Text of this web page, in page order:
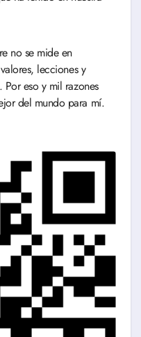
no se mide en
lecciones y
Por eso y mil razones
del mundo para mí.